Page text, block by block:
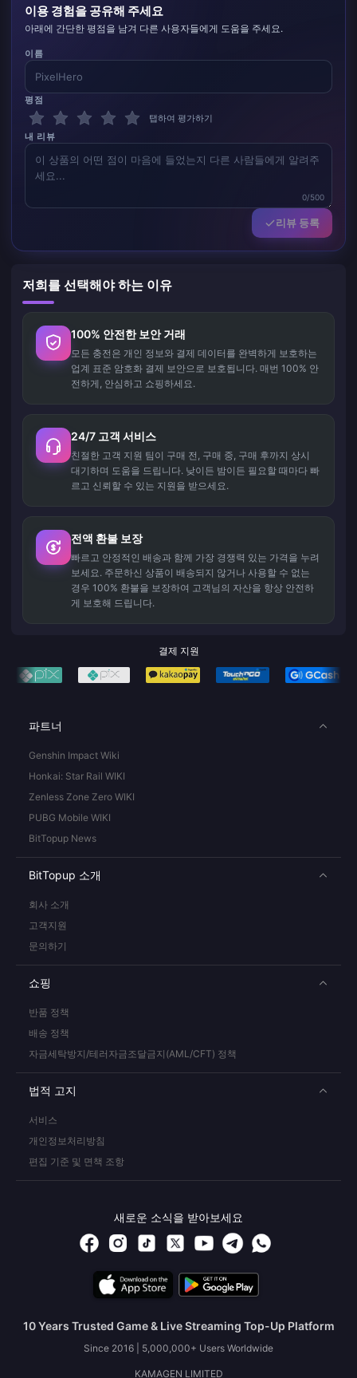
이용 경험을 공유해 주세요
아래에 간단한 평점을 남겨 다른 사용자들에게 도움을 주세요.
이름
평점
탭하여 평가하기
내 리뷰
0/500
리뷰 등록
저희를 선택해야 하는 이유
100% 안전한 보안 거래
모든 충전은 개인 정보와 결제 데이터를 완벽하게 보호하는
업계 표준 암호화 결제 보안으로 보호됩니다. 매번 100% 안
전하게, 안심하고 쇼핑하세요.
24/7 고객 서비스
친절한 고객 지원 팀이 구매 전, 구매 중, 구매 후까지 상시
대기하며 도움을 드립니다. 낮이든 밤이든 필요할 때마다 빠
르고 신뢰할 수 있는 지원을 받으세요.
전액 환불 보장
빠르고 안정적인 배송과 함께 가장 경쟁력 있는 가격을 누려
보세요. 주문하신 상품이 배송되지 않거나 사용할 수 없는
경우 100% 환불을 보장하여 고객님의 자산을 항상 안전하
게 보호해 드립니다.
결제 지원
파트너
Genshin Impact Wiki
Honkai: Star Rail WIKI
Zenless Zone Zero WIKI
PUBG Mobile WIKI
BitTopup News
BitTopup 소개
회사 소개
고객지원
문의하기
쇼핑
반품 정책
배송 정책
자금세탁방지/테러자금조달금지(AML/CFT) 정책
법적 고지
서비스
개인정보처리방침
편집 기준 및 면책 조항
새로운 소식을 받아보세요
10 Years Trusted Game & Live Streaming Top-Up Platform
Since 2016 | 5,000,000+ Users Worldwide
KAMAGEN LIMITED